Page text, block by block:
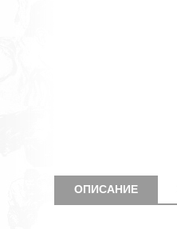
ОПИСАНИЕ